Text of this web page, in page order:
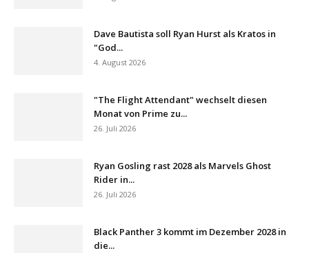
Dave Bautista soll Ryan Hurst als Kratos in
"God...
4. August 2026
"The Flight Attendant" wechselt diesen
Monat von Prime zu...
26. Juli 2026
Ryan Gosling rast 2028 als Marvels Ghost
Rider in...
26. Juli 2026
Black Panther 3 kommt im Dezember 2028 in
die...